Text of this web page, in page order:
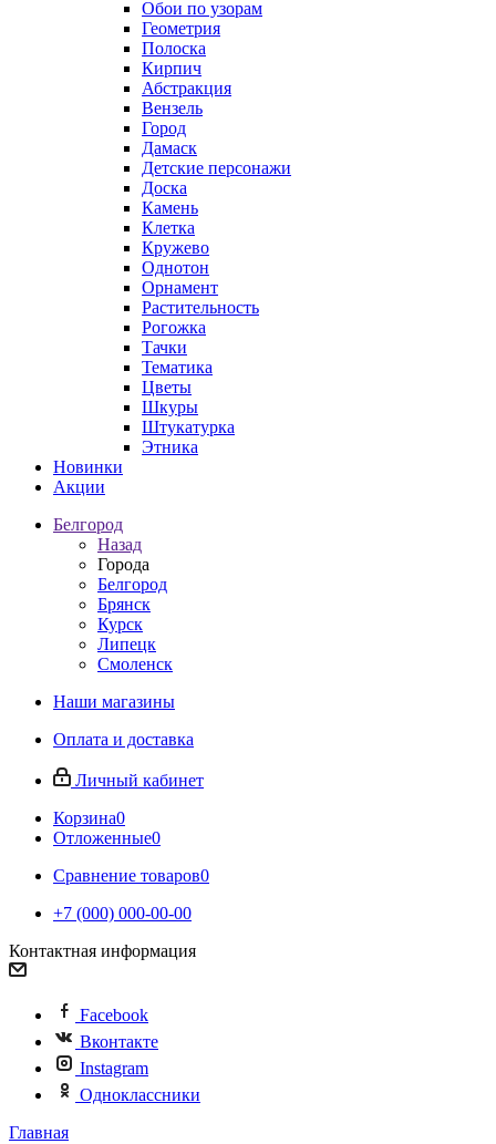
Обои по узорам
Геометрия
Полоска
Кирпич
Абстракция
Вензель
Город
Дамаск
Детские персонажи
Доска
Камень
Клетка
Кружево
Однотон
Орнамент
Растительность
Рогожка
Тачки
Тематика
Цветы
Шкуры
Штукатурка
Этника
Новинки
Акции
Белгород
Назад
Города
Белгород
Брянск
Курск
Липецк
Смоленск
Наши магазины
Оплата и доставка
Личный кабинет
Корзина0
Отложенные0
Сравнение товаров0
+7 (000) 000-00-00
Контактная информация
Facebook
Вконтакте
Instagram
Одноклассники
Главная